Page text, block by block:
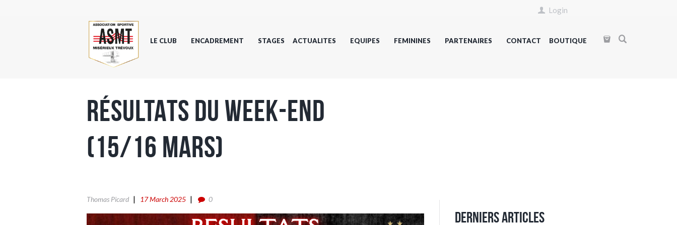
Login
LE CLUB ENCADREMENT STAGES ACTUALITES EQUIPES FEMININES PARTENAIRES CONTACT BOUTIQUE
RÉSULTATS DU WEEK-END
(15/16 MARS)
Thomas Picard 17 March 2025 0
Derniers articles